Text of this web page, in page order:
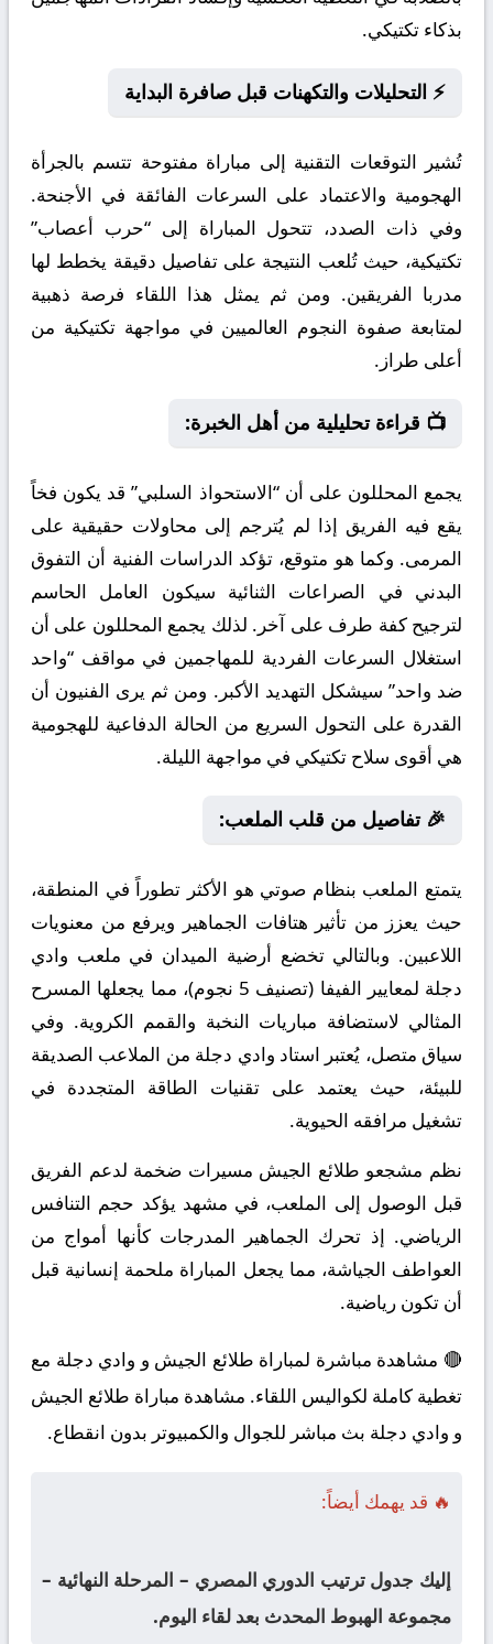
بذكاء تكتيكي.
⚡ التحليلات والتكهنات قبل صافرة البداية
تُشير التوقعات التقنية إلى مباراة مفتوحة تتسم بالجرأة
الهجومية والاعتماد على السرعات الفائقة في الأجنحة.
وفي ذات الصدد، تتحول المباراة إلى “حرب أعصاب”
تكتيكية، حيث تُلعب النتيجة على تفاصيل دقيقة يخطط لها
مدربا الفريقين. ومن ثم يمثل هذا اللقاء فرصة ذهبية
لمتابعة صفوة النجوم العالميين في مواجهة تكتيكية من
أعلى طراز.
📺 قراءة تحليلية من أهل الخبرة:
يجمع المحللون على أن “الاستحواذ السلبي” قد يكون فخاً
يقع فيه الفريق إذا لم يُترجم إلى محاولات حقيقية على
المرمى. وكما هو متوقع، تؤكد الدراسات الفنية أن التفوق
البدني في الصراعات الثنائية سيكون العامل الحاسم
لترجيح كفة طرف على آخر. لذلك يجمع المحللون على أن
استغلال السرعات الفردية للمهاجمين في مواقف “واحد
ضد واحد” سيشكل التهديد الأكبر. ومن ثم يرى الفنيون أن
القدرة على التحول السريع من الحالة الدفاعية للهجومية
هي أقوى سلاح تكتيكي في مواجهة الليلة.
🎉 تفاصيل من قلب الملعب:
يتمتع الملعب بنظام صوتي هو الأكثر تطوراً في المنطقة،
حيث يعزز من تأثير هتافات الجماهير ويرفع من معنويات
اللاعبين. وبالتالي تخضع أرضية الميدان في ملعب وادي
دجلة لمعايير الفيفا (تصنيف 5 نجوم)، مما يجعلها المسرح
المثالي لاستضافة مباريات النخبة والقمم الكروية. وفي
سياق متصل، يُعتبر استاد وادي دجلة من الملاعب الصديقة
للبيئة، حيث يعتمد على تقنيات الطاقة المتجددة في
تشغيل مرافقه الحيوية.
نظم مشجعو طلائع الجيش مسيرات ضخمة لدعم الفريق
قبل الوصول إلى الملعب، في مشهد يؤكد حجم التنافس
الرياضي. إذ تحرك الجماهير المدرجات كأنها أمواج من
العواطف الجياشة، مما يجعل المباراة ملحمة إنسانية قبل
أن تكون رياضية.
🔴 مشاهدة مباشرة لمباراة طلائع الجيش و وادي دجلة مع
تغطية كاملة لكواليس اللقاء. مشاهدة مباراة طلائع الجيش
و وادي دجلة بث مباشر للجوال والكمبيوتر بدون انقطاع.
🔥 قد يهمك أيضاً:
إليك جدول ترتيب الدوري المصري – المرحلة النهائية –
مجموعة الهبوط المحدث بعد لقاء اليوم.